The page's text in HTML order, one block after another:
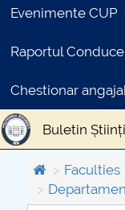
Evenimente CUP
Raportul
Chestionar
Buletin
Faculties